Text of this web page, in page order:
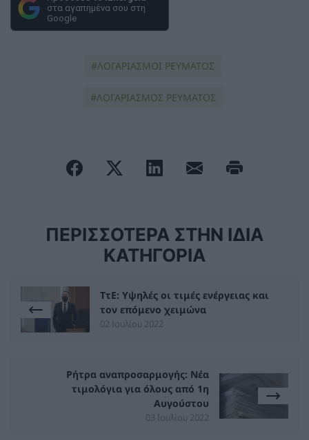
στα αγαπημένα σου στη
Google
ΛΟΓΑΡΙΑΣΜΟΙ ΡΕΥΜΑΤΟΣ
ΛΟΓΑΡΙΑΣΜΟΣ ΡΕΥΜΑΤΟΣ
ΠΕΡΙΣΣΟΤΕΡΑ ΣΤΗΝ ΙΔΙΑ
ΚΑΤΗΓΟΡΙΑ
ΤτΕ: Υψηλές οι τιμές ενέργειας και
τον επόμενο χειμώνα
02 Ιουλίου 2022
Ρήτρα αναπροσαρμογής: Νέα
τιμολόγια για όλους από 1η
Αυγούστου
03 Ιουλίου 2022